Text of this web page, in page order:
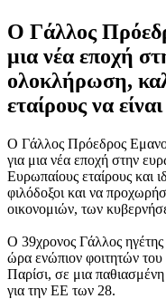
Ο Γάλλος
μια νέα εποχή
ολοκλήρωση,
εταίρους να
Ο Γάλλος Πρόεδρος
για μια νέα εποχή στην
Ευρωπαίους εταίρους και
φιλόδοξοι και να
οικονομιών, των
Ο 39χρονος Γάλλος ηγέτης
ώρα ενώπιον φοιτητών
Παρίσι, σε μια
για την ΕΕ των 28.